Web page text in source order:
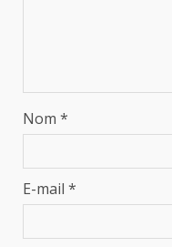
Nom *
E-mail *